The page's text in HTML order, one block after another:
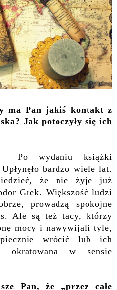
ma Pan jakiś kontakt z
Jak potoczyły się ich
Po wydaniu książki
bardzo wiele lat.
że nie żyje już
Grek. Większość ludzi
prowadzą spokojne
Ale są też tacy, którzy
mocy i nawywijali tyle,
wrócić lub ich
okratowana w sensie
Pan, że „przez całe